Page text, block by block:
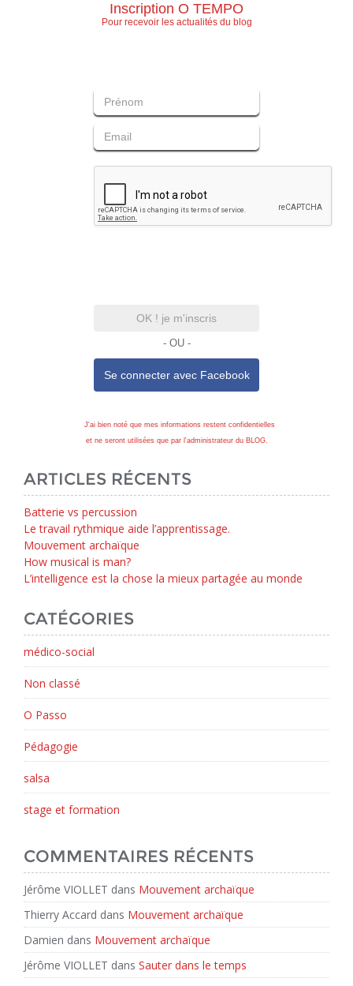
Inscription O TEMPO
Pour recevoir les actualités du blog
OK ! je m'inscris
- OU -
Se connecter avec Facebook
J'ai bien noté que mes informations restent confidentielles
et ne seront utilisées que par l'administrateur du BLOG.
ARTICLES RÉCENTS
Batterie vs percussion
Le travail rythmique aide l’apprentissage.
Mouvement archaïque
How musical is man?
L’intelligence est la chose la mieux partagée au monde
CATÉGORIES
médico-social
Non classé
O Passo
Pédagogie
salsa
stage et formation
COMMENTAIRES RÉCENTS
Jérôme VIOLLET dans Mouvement archaïque
Thierry Accard dans Mouvement archaïque
Damien dans Mouvement archaïque
Jérôme VIOLLET dans Sauter dans le temps